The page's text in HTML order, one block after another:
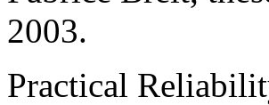
2003.
Practical